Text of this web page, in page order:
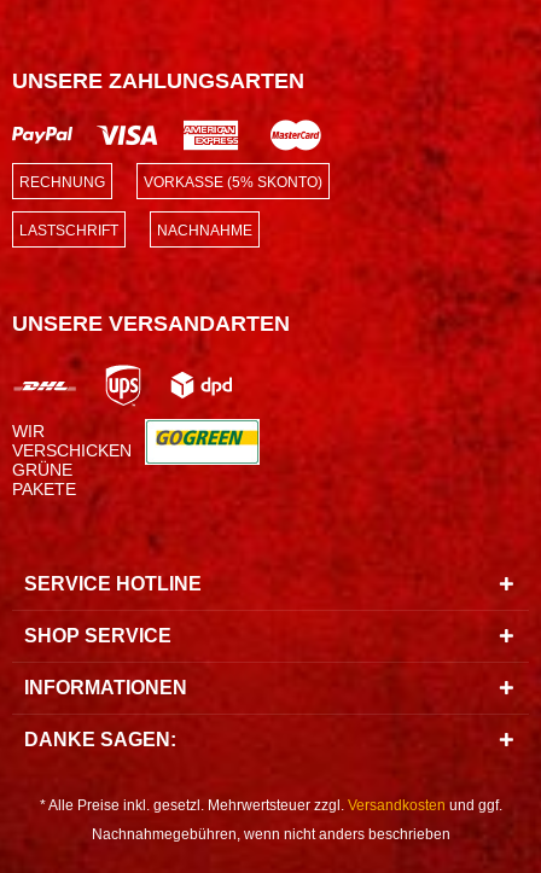
UNSERE ZAHLUNGSARTEN
RECHNUNG VORKASSE (5% SKONTO)
LASTSCHRIFT NACHNAHME
UNSERE VERSANDARTEN
WIR
VERSCHICKEN
GRÜNE
PAKETE
SERVICE HOTLINE
SHOP SERVICE
INFORMATIONEN
DANKE SAGEN:
* Alle Preise inkl. gesetzl. Mehrwertsteuer zzgl. Versandkosten und ggf.
Nachnahmegebühren, wenn nicht anders beschrieben